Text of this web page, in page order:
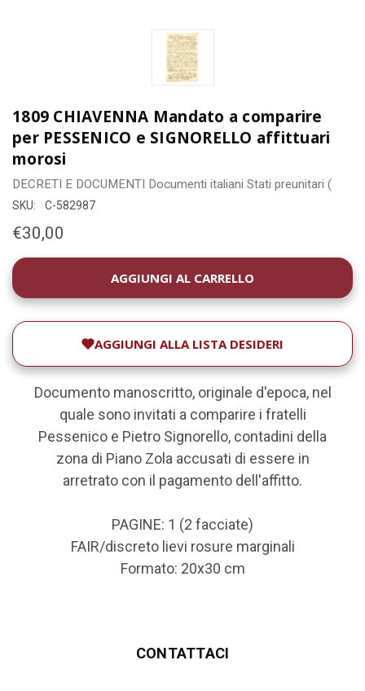
1809 CHIAVENNA Mandato a comparire
per PESSENICO e SIGNORELLO affittuari
morosi
DECRETI E DOCUMENTI Documenti italiani Stati preunitari (
SKU: C-582987
€30,00
DISPONIBILITÀ
ATTUALE:
AGGIUNGI ALLA LISTA DESIDERI
Documento manoscritto, originale d'epoca, nel
quale sono invitati a comparire i fratelli
Pessenico e Pietro Signorello, contadini della
zona di Piano Zola accusati di essere in
arretrato con il pagamento dell'affitto.
PAGINE: 1 (2 facciate)
FAIR/discreto lievi rosure marginali
Formato: 20x30 cm
CONTATTACI